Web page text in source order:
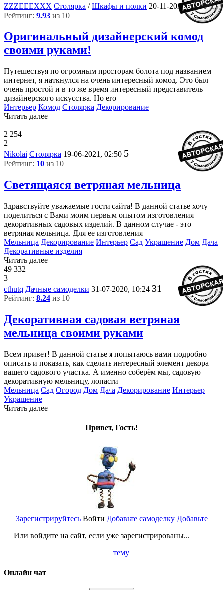
ZZZEEEXXX Столярка /Шкафы и полки 20-11-2021, 17:00 11
Рейтинг: 9.93 из 10
Оригинальный дизайнерский комод
своими руками!
Путешествуя по огромным просторам болота под названием
интернет, я наткнулся на очень интересный комод. Это был
очень простой и в то же время интересный представитель
дизайнерского искусства. Но его
Интерьер Комод Столярка Декорирование
Читать далее
2 254
2
Nikolai Столярка 19-06-2021, 02:50 5
Рейтинг: 10 из 10
Светящаяся ветряная мельница
Здравствуйте уважаемые гости сайта! В данной статье хочу
поделиться с Вами моим первым опытом изготовления
декоративных садовых изделий. В данном случае - это
ветряная мельница. Для ее изготовления
Мельница Декорирование Интерьер Сад Украшение Дом Дача
Декоративные изделия
Читать далее
49 332
3
cthutq Дачные самоделки 31-07-2020, 10:24 31
Рейтинг: 8.24 из 10
Декоративная садовая ветряная
мельница своими руками
Всем привет! В данной статье я попытаюсь вами подробно
описать и показать, как сделать интересный элемент декора
вашего садового участка. А именно соберём мы, садовую
декоративную мельницу, лопасти
Мельница Сад Огород Дом Дача Декорирование Интерьер
Украшение
Читать далее
Привет, Гость!
Зарегистрируйтесь
Или войдите на сайт, если уже зарегистрированы...
Войти Добавьте самоделку Добавьте
тему
Онлайн чат